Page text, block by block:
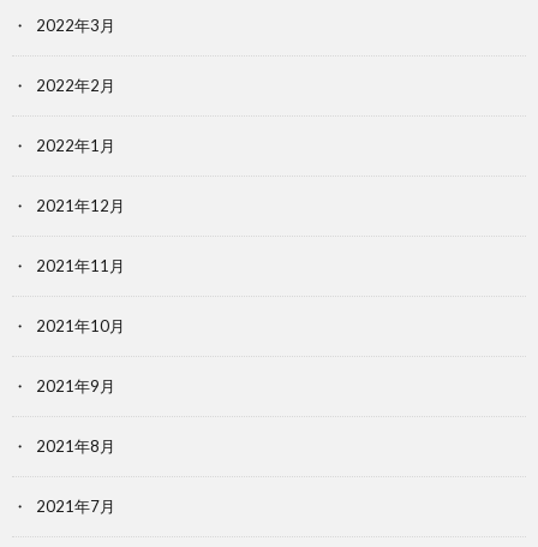
2022年3月
2022年2月
2022年1月
2021年12月
2021年11月
2021年10月
2021年9月
2021年8月
2021年7月